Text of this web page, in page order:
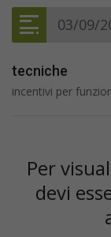
03/09/
tecniche
incentivi per
Per
devi